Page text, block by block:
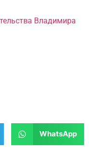
Владимира
WhatsApp